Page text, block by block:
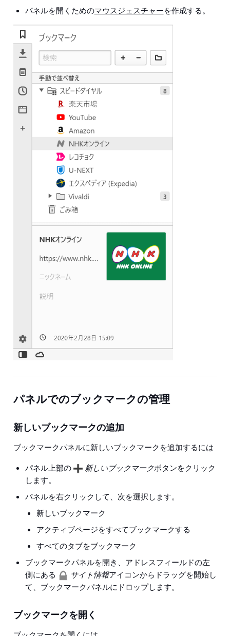
パネルを開くためのマウスジェスチャーを作成する。
パネルでのブックマークの管理
新しいブックマークの追加
ブックマークパネルに新しいブックマークを追加するには
パネル上部の
新しいブックマークボタンをクリック
します。
パネルを右クリックして、次を選択します。
新しいブックマーク
アクティブページをすべてブックマークする
すべてのタブをブックマーク
ブックマークパネルを開き、アドレスフィールドの左
側にある
サイト情報アイコンからドラッグを開始し
て、ブックマークパネルにドロップします。
ブックマークを開く